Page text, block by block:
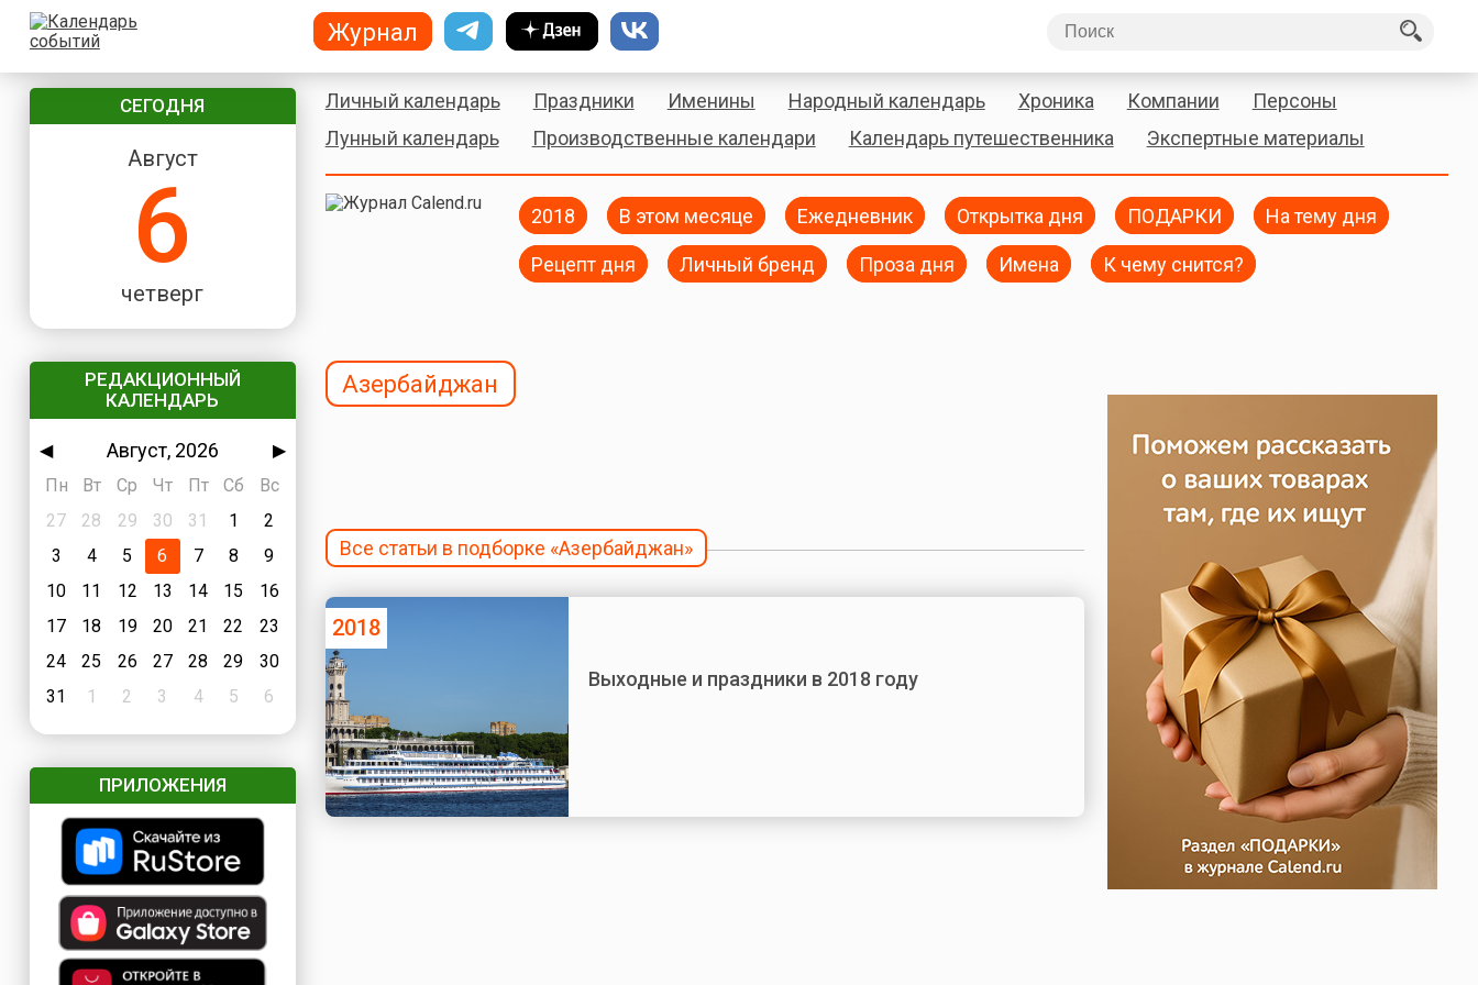
СЕГОДНЯ
Август
6
четверг
РЕДАКЦИОННЫЙ
КАЛЕНДАРЬ
◀ Август, 2026
▶
Пн
Вт Ср Чт Пт Сб
Вс
27
28 29 30 31 1
2
3
4 5 6 7 8
9
10
11 12 13 14 15
16
17
18 19 20 21 22
23
24
25 26 27 28 29
30
31
1 2 3 4 5 6
ПРИЛОЖЕНИЯ
Личный календарь Праздники Именины Народный календарь Хроника Компании
Персоны
Лунный календарь
Производственные календари Календарь путешественника Экспертные материалы
2018 В этом месяце Ежедневник Открытка дня ПОДАРКИ На тему дня
Рецепт дня Личный бренд Проза дня Имена К чему снится?
Азербайджан
Все статьи в подборке «Азербайджан»
2018
Выходные и праздники в 2018 году
Журнал